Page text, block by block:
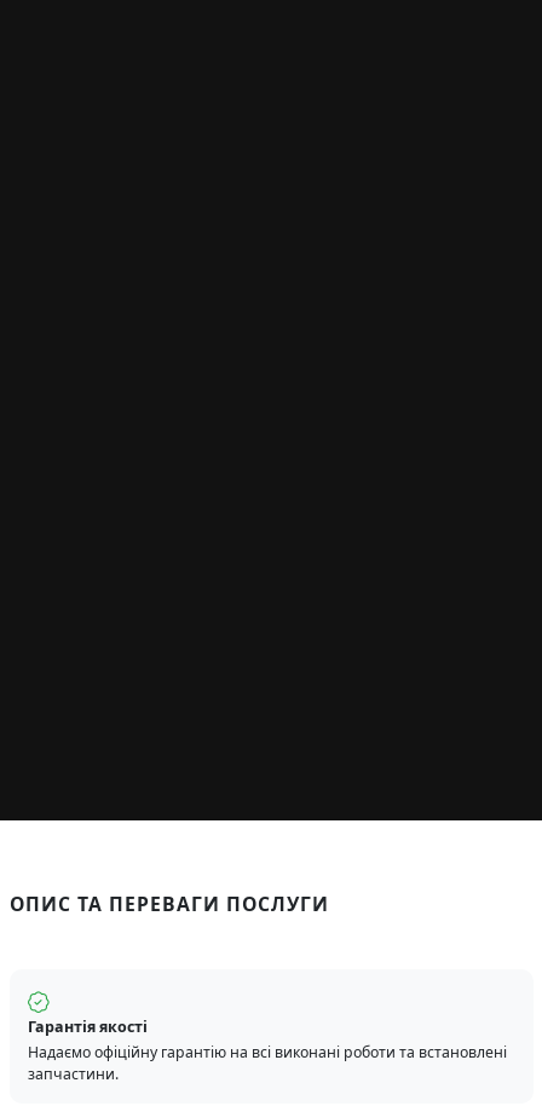
ОПИС ТА ПЕРЕВАГИ ПОСЛУГИ
Гарантія якості
Надаємо офіційну гарантію на всі виконані роботи та встановлені
запчастини.